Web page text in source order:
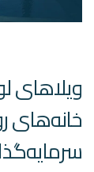
خانه‌های